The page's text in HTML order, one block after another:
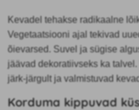
Kevadel tehakse radikaalne
Vegetaatsiooni ajal tekivad
õievarsed. Suvel ja sügise
jäävad dekoratiivseks ka
järk-järgult ja valmistuvad
Korduma kippuvad